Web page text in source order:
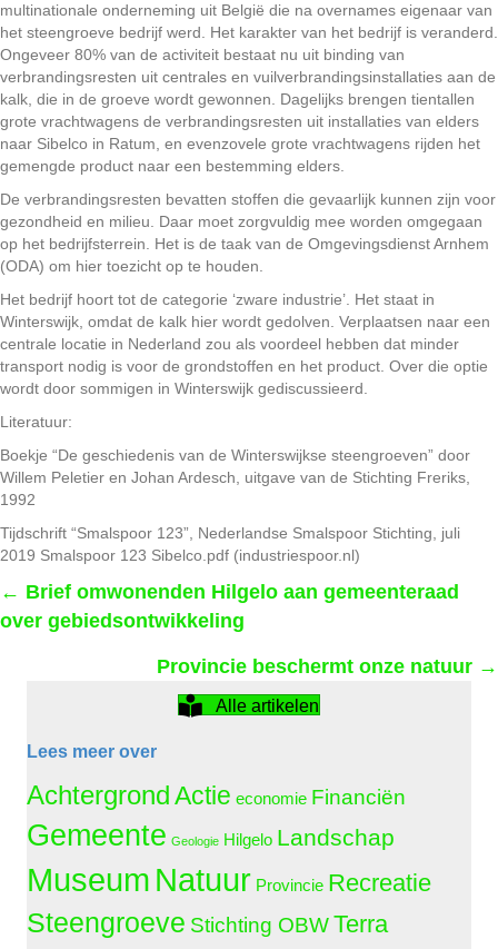
multinationale onderneming uit België die na overnames eigenaar van
het steengroeve bedrijf werd. Het karakter van het bedrijf is veranderd.
Ongeveer 80% van de activiteit bestaat nu uit binding van
verbrandingsresten uit centrales en vuilverbrandingsinstallaties aan de
kalk, die in de groeve wordt gewonnen. Dagelijks brengen tientallen
grote vrachtwagens de verbrandingsresten uit installaties van elders
naar Sibelco in Ratum, en evenzovele grote vrachtwagens rijden het
gemengde product naar een bestemming elders.
De verbrandingsresten bevatten stoffen die gevaarlijk kunnen zijn voor
gezondheid en milieu. Daar moet zorgvuldig mee worden omgegaan
op het bedrijfsterrein. Het is de taak van de Omgevingsdienst Arnhem
(ODA) om hier toezicht op te houden.
Het bedrijf hoort tot de categorie ‘zware industrie’. Het staat in
Winterswijk, omdat de kalk hier wordt gedolven. Verplaatsen naar een
centrale locatie in Nederland zou als voordeel hebben dat minder
transport nodig is voor de grondstoffen en het product. Over die optie
wordt door sommigen in Winterswijk gediscussieerd.
Literatuur:
Boekje “De geschiedenis van de Winterswijkse steengroeven” door
Willem Peletier en Johan Ardesch, uitgave van de Stichting Freriks,
1992
Tijdschrift “Smalspoor 123”, Nederlandse Smalspoor Stichting, juli
2019 Smalspoor 123 Sibelco.pdf (industriespoor.nl)
Posts
← Brief omwonenden Hilgelo aan gemeenteraad
over gebiedsontwikkeling
Provincie beschermt onze natuur →
Alle artikelen
Lees meer over
Achtergrond Actie economie Financiën
Gemeente Geologie Hilgelo Landschap
Museum Natuur Provincie Recreatie
Steengroeve Stichting OBWTerra